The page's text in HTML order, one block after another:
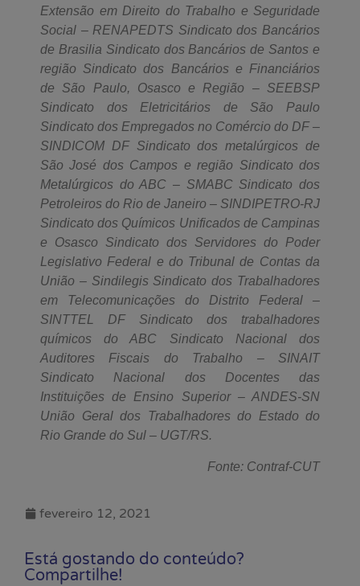
Extensão em Direito do Trabalho e Seguridade
Social – RENAPEDTS Sindicato dos Bancários
de Brasilia Sindicato dos Bancários de Santos e
região Sindicato dos Bancários e Financiários
de São Paulo, Osasco e Região – SEEBSP
Sindicato dos Eletricitários de São Paulo
Sindicato dos Empregados no Comércio do DF –
SINDICOM DF Sindicato dos metalúrgicos de
São José dos Campos e região Sindicato dos
Metalúrgicos do ABC – SMABC Sindicato dos
Petroleiros do Rio de Janeiro – SINDIPETRO-RJ
Sindicato dos Químicos Unificados de Campinas
e Osasco Sindicato dos Servidores do Poder
Legislativo Federal e do Tribunal de Contas da
União – Sindilegis Sindicato dos Trabalhadores
em Telecomunicações do Distrito Federal –
SINTTEL DF Sindicato dos trabalhadores
químicos do ABC Sindicato Nacional dos
Auditores Fiscais do Trabalho – SINAIT
Sindicato Nacional dos Docentes das
Instituições de Ensino Superior – ANDES-SN
União Geral dos Trabalhadores do Estado do
Rio Grande do Sul – UGT/RS.
Fonte: Contraf-CUT
fevereiro 12, 2021
Está gostando do conteúdo?
Compartilhe!